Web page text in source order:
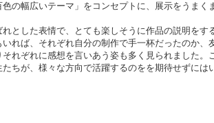
の幅広いテーマ」をコンセプトに、展示をうまく
とした表情で、とても楽しそうに作品の説明をす
れば、それぞれ自分の制作で手一杯だったのか、
れぞれに感想を言いあう姿も多く見られました。
ちが、様々な方向で活躍するのをを期待せずには